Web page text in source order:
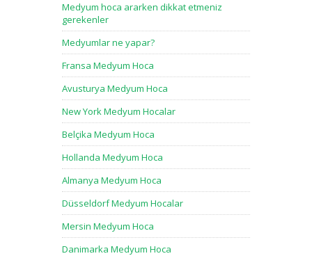
Medyum hoca ararken dikkat etmeniz
gerekenler
Medyumlar ne yapar?
Fransa Medyum Hoca
Avusturya Medyum Hoca
New York Medyum Hocalar
Belçika Medyum Hoca
Hollanda Medyum Hoca
Almanya Medyum Hoca
Düsseldorf Medyum Hocalar
Mersin Medyum Hoca
Danimarka Medyum Hoca